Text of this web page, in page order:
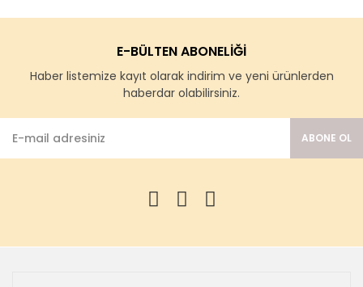
E-BÜLTEN ABONELİĞİ
Haber listemize kayıt olarak indirim ve yeni ürünlerden
haberdar olabilirsiniz.
ABONE OL